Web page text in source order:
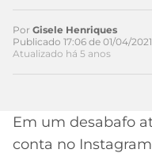
DE
APOSTAS
2026
BETBOOM
MEU
TIME
PALMEIRAS
CAMPEONATOS
SÉRIE
A
ESPORTIVA
Acesse o perfil
no Twitter
Por Gisele Henriques
Publicado 17:06 de 01/04/2021
Atualizado há 5 anos
Em um desabafo
conta no